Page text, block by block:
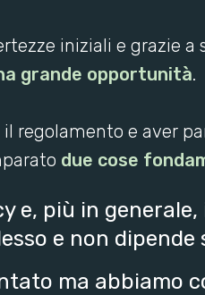
iniziali e grazie
grande opportunità.
il regolamento e aver
due cose
e, più in
e non
ma abbiamo